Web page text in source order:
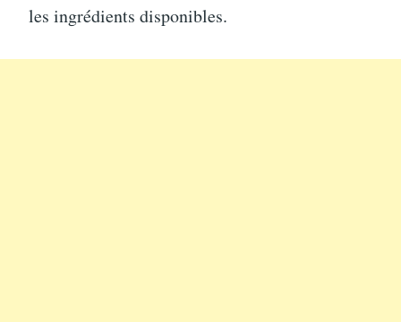
les ingrédients disponibles.